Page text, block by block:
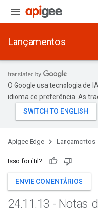
Lançamentos
O Google usa tecnologia de
idioma de preferência. As
Apigee Edge Lançamentos
Isso foi útil?
ENVIE COMENTÁRIOS
24.11 .13 - Notas